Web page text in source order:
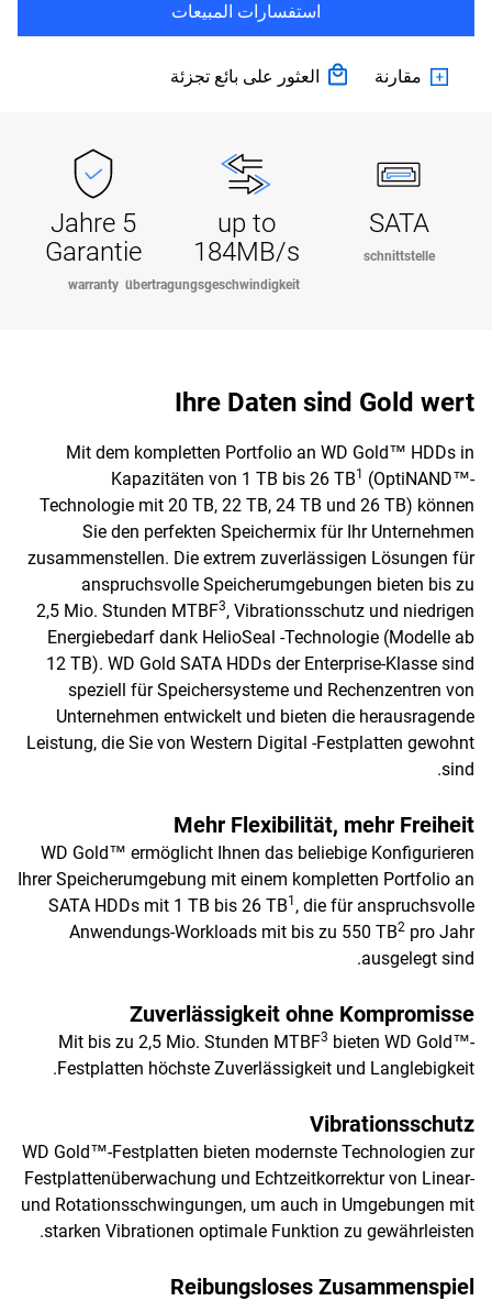
استفسارات المبيعات
مقارنة العثور على بائع تجزئة
SATA
schnittstelle
up to
184MB/s
übertragungsgeschwindigkeit
5 Jahre
Garantie
warranty
Ihre Daten sind Gold wert
Mit dem kompletten Portfolio an WD Gold™ HDDs in
Kapazitäten von 1 TB bis 26 TB1
(OptiNAND™-
Technologie mit 20 TB, 22 TB, 24 TB und 26 TB) können
Sie den perfekten Speichermix für Ihr Unternehmen
zusammenstellen. Die extrem zuverlässigen Lösungen für
anspruchsvolle Speicherumgebungen bieten bis zu
2,5 Mio. Stunden MTBF3, Vibrationsschutz und niedrigen
Energiebedarf dank HelioSeal -Technologie (Modelle ab
12 TB). WD Gold SATA HDDs der Enterprise-Klasse sind
speziell für Speichersysteme und Rechenzentren von
Unternehmen entwickelt und bieten die herausragende
Leistung, die Sie von Western Digital -Festplatten gewohnt
sind.
Mehr Flexibilität, mehr Freiheit
WD Gold™ ermöglicht Ihnen das beliebige Konfigurieren
Ihrer Speicherumgebung mit einem kompletten Portfolio an
SATA HDDs mit 1 TB bis 26 TB1 , die für anspruchsvolle
Anwendungs-Workloads mit bis zu 550 TB2 pro Jahr
ausgelegt sind.
Zuverlässigkeit ohne Kompromisse
Mit bis zu 2,5 Mio. Stunden MTBF3 bieten WD Gold™-
Festplatten höchste Zuverlässigkeit und Langlebigkeit.
Vibrationsschutz
WD Gold™-Festplatten bieten modernste Technologien zur
Festplattenüberwachung und Echtzeitkorrektur von Linear-
und Rotationsschwingungen, um auch in Umgebungen mit
starken Vibrationen optimale Funktion zu gewährleisten.
Reibungsloses Zusammenspiel